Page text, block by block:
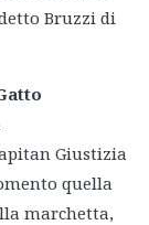
Bruzzi di
Giustizia
quella
marchetta,